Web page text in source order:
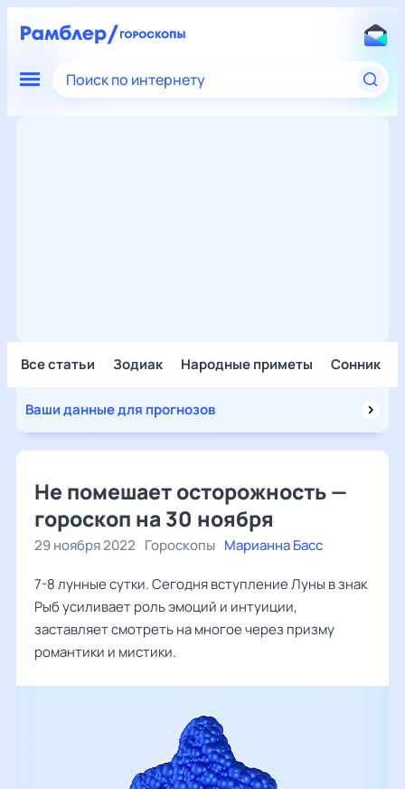
Поиск по интернету
Все статьи Зодиак Народные приметы Сонник
Ваши данные для прогнозов
Не помешает осторожность —
гороскоп на 30 ноября
29 ноября 2022 Гороскопы Марианна Басс
7-8 лунные сутки. Сегодня вступление Луны в знак
Рыб усиливает роль эмоций и интуиции,
заставляет смотреть на многое через призму
романтики и мистики.